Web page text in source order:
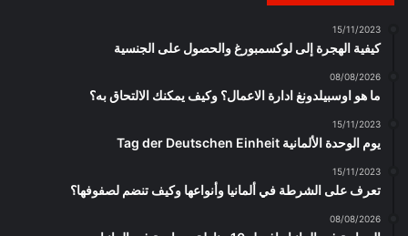
15/11/2023
كيفية الهجرة إلى لوكسمبورغ والحصول على الجنسية
08/08/2026
ما هو اوسبيلدونغ ادارة الاعمال؟ وكيف يمكنك الالتحاق به؟
15/11/2023
يوم الوحدة الألمانية Tag der Deutschen Einheit
15/11/2023
تعرف على الشرطة في ألمانيا وأنواعها وكيف تنضم لصفوفها؟
08/08/2026